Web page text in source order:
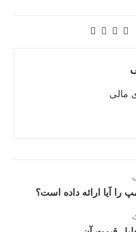
مالی
آیا ارائه داده است؟